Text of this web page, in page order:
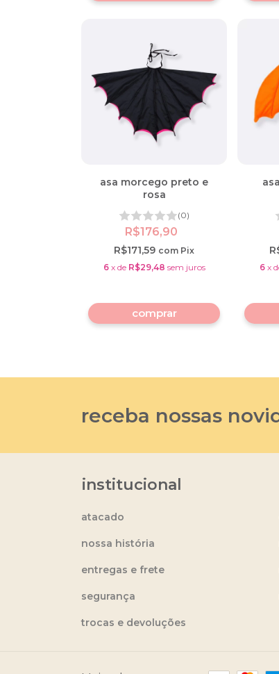
asa morcego preto e
rosa
(0)
R$176,90
R$171,59 com Pix
6 x de R$29,48 sem juros
comprar
6 x
receba nossas
institucional
atacado
nossa história
entregas e frete
segurança
trocas e devoluções